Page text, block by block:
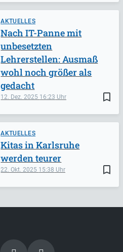
AKTUELLES
bookmark_border
12. Dez. 2025 16:23
Nach IT-Panne mit
unbesetzten
Lehrerstellen: Ausmaß
wohl noch größer als
gedacht
AKTUELLES
bookmark_border
22. Okt. 2025 15:38
Kitas in Karlsruhe
werden teurer